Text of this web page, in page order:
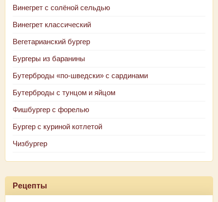
Винегрет с солёной сельдью
Винегрет классический
Вегетарианский бургер
Бургеры из баранины
Бутерброды «по-шведски» с сардинами
Бутерброды с тунцом и яйцом
Фишбургер с форелью
Бургер с куриной котлетой
Чизбургер
Рецепты